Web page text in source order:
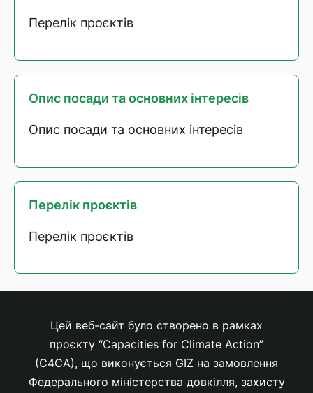
Перелік проєктів
Опис посади та основних інтересів
Опис посади та основних інтересів
Перелік проєктів
Перелік проєктів
Цей веб-сайт було створено в рамках
проєкту “Capacities for Climate Action”
(C4CA), що виконується GIZ на замовлення
Федерального міністерства довкілля, захисту